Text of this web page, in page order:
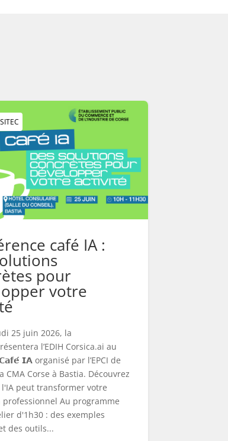
café IA :
pour
votre
25 juin 2026, la
l’EDIH Corsica.ai au
𝗜𝗔 organisé par l’EPCI de
CMA Corse à Bastia. Découvrez
peut transformer votre
Au programme
d'1h30 : des exemples
des outils...